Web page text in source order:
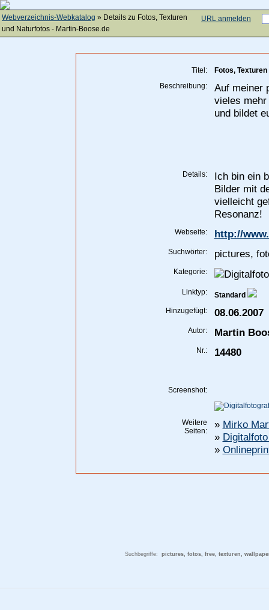
URL anmelden
Webverzeichnis-Webkatalog » Details zu Fotos, Texturen
und Naturfotos - Martin-Boose.de
Titel:
Fotos,
Beschreibung:
Auf meiner
vieles
und bildet
Details:
Ich bin ein
Bilder mit
vielleicht
Resonanz!
Webseite: http://
Suchwörter: pictures,
Kategorie:
Linktyp:
Standard
Hinzugefügt:
08.06.2007
Autor: Martin
Nr.: 14480
Screenshot:
Weitere
Seiten:
» Mirko
»
»
Suchbegriffe: pictures, fotos, free, texturen,